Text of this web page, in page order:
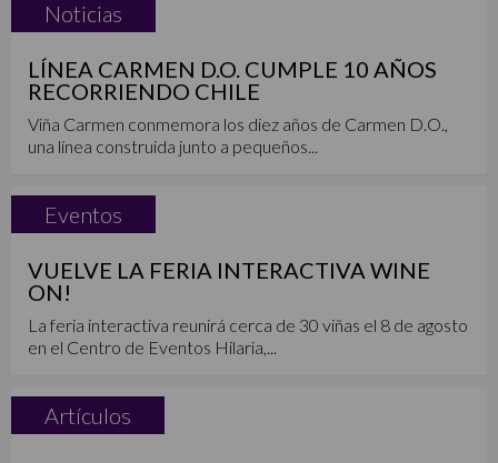
Noticias
LÍNEA CARMEN D.O. CUMPLE 10 AÑOS
RECORRIENDO CHILE
Viña Carmen conmemora los diez años de Carmen D.O.,
una línea construida junto a pequeños...
Eventos
VUELVE LA FERIA INTERACTIVA WINE
ON!
La feria interactiva reunirá cerca de 30 viñas el 8 de agosto
en el Centro de Eventos Hilaria,...
Artículos